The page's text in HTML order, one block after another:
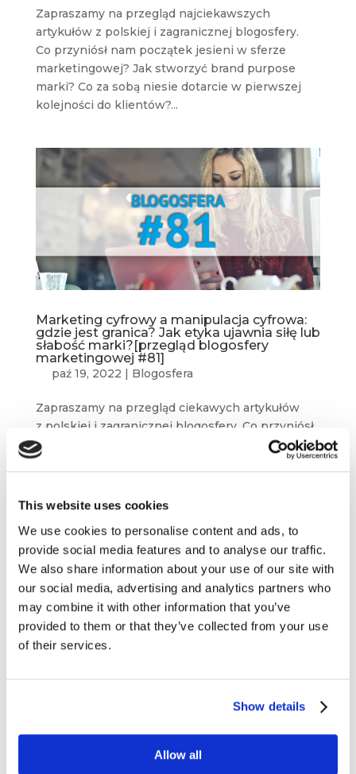
This website uses cookies
We use cookies to personalise content and ads, to
provide social media features and to analyse our traffic.
We also share information about your use of our site with
our social media, advertising and analytics partners who
may combine it with other information that you’ve
provided to them or that they’ve collected from your use
of their services.
Show details
Allow all
Zapraszamy na przegląd najciekawszych
artykułów z polskiej i zagranicznej blogosfery.
Co przyniósł nam początek jesieni w sferze
marketingowej? Jak stworzyć brand purpose
marki? Co za sobą niesie dotarcie w pierwszej
kolejności do klientów?...
Marketing cyfrowy a manipulacja cyfrowa:
gdzie jest granica? Jak etyka ujawnia siłę lub
słabość marki?[przegląd blogosfery
marketingowej #81]
paź 19, 2022 | Blogosfera
Zapraszamy na przegląd ciekawych artykułów
z polskiej i zagranicznej blogosfery. Co przyniósł
nam ostatni miesiąc w sferze marketingowej?
Rebranding i repozycjonowanie marki –
nowym...
Chatbot w biznesie – czy warto? Dlaczego
blogosfery marketingowej #80]
Blogosfera